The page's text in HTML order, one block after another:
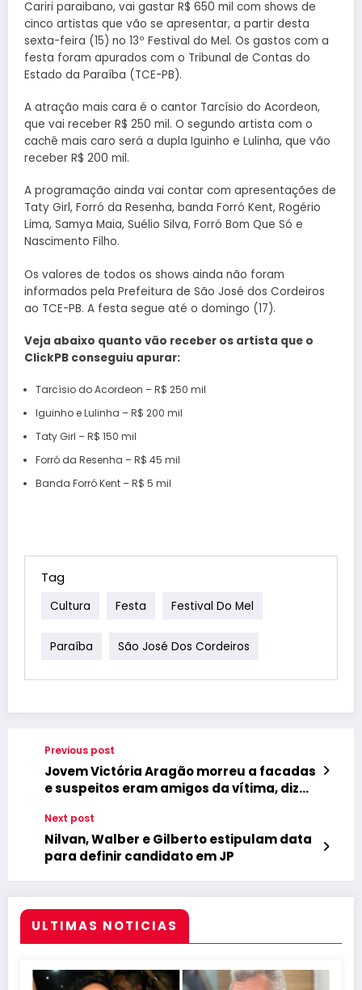
Cariri paraibano, vai gastar R$ 650 mil com shows de
cinco artistas que vão se apresentar, a partir desta
sexta-feira (15) no 13º Festival do Mel. Os gastos com a
festa foram apurados com o Tribunal de Contas do
Estado da Paraíba (TCE-PB).
A atração mais cara é o cantor Tarcísio do Acordeon,
que vai receber R$ 250 mil. O segundo artista com o
cachê mais caro será a dupla Iguinho e Lulinha, que vão
receber R$ 200 mil.
A programação ainda vai contar com apresentações de
Taty Girl, Forró da Resenha, banda Forró Kent, Rogério
Lima, Samya Maia, Suélio Silva, Forró Bom Que Só e
Nascimento Filho.
Os valores de todos os shows ainda não foram
informados pela Prefeitura de São José dos Cordeiros
ao TCE-PB. A festa segue até o domingo (17).
Veja abaixo quanto vão receber os artista que o
ClickPB conseguiu apurar:
Tarcísio do Acordeon – R$ 250 mil
Iguinho e Lulinha – R$ 200 mil
Taty Girl – R$ 150 mil
Forró da Resenha – R$ 45 mil
Banda Forró Kent – R$ 5 mil
Tag
Cultura Festa Festival Do Mel
Paraíba São José Dos Cordeiros
Previous post
Jovem Victória Aragão morreu a facadas
e suspeitos eram amigos da vítima, diz
Next post
Nilvan, Walber e Gilberto estipulam data
para definir candidato em JP
ULTIMAS NOTICIAS